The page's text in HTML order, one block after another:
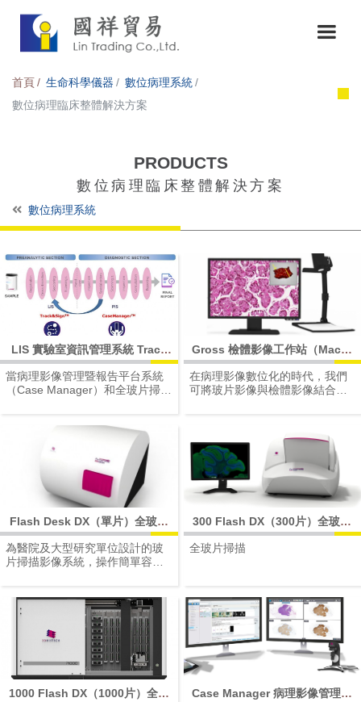
首頁 生命科學儀器
數位病理系統
數位病理臨床整體解決方案
PRODUCTS
數位病理臨床整體解決方案
數位病理系統
LIS 實驗室資訊管理系統 Track
& Sign
當病理影像管理暨報告平台系統
（Case Manager）和全玻片掃描
Track＆Sign 可以在數位病理工
作流程中建立共同工作環境，即
可從病理檢體登錄到玻片影像管
理，儲存和查看最終報告。
Gross 檢體影像工作站（Macro
Station)
在病理影像數位化的時代，我們
可將玻片影像與檢體影像結合，
Flash Desk DX（單片）全玻片
掃描機
為醫院及大型研究單位設計的玻
片掃描影像系統，操作簡單容易
取得高解析全景圖像。透過網際
網路隨時觀看、分享、會診、教
學及討論，資訊傳遞零時差
300 Flash DX（300片）全玻片
掃描機
全玻片掃描
1000 Flash DX（1000片）全玻
Case Manager 病理影像管理暨